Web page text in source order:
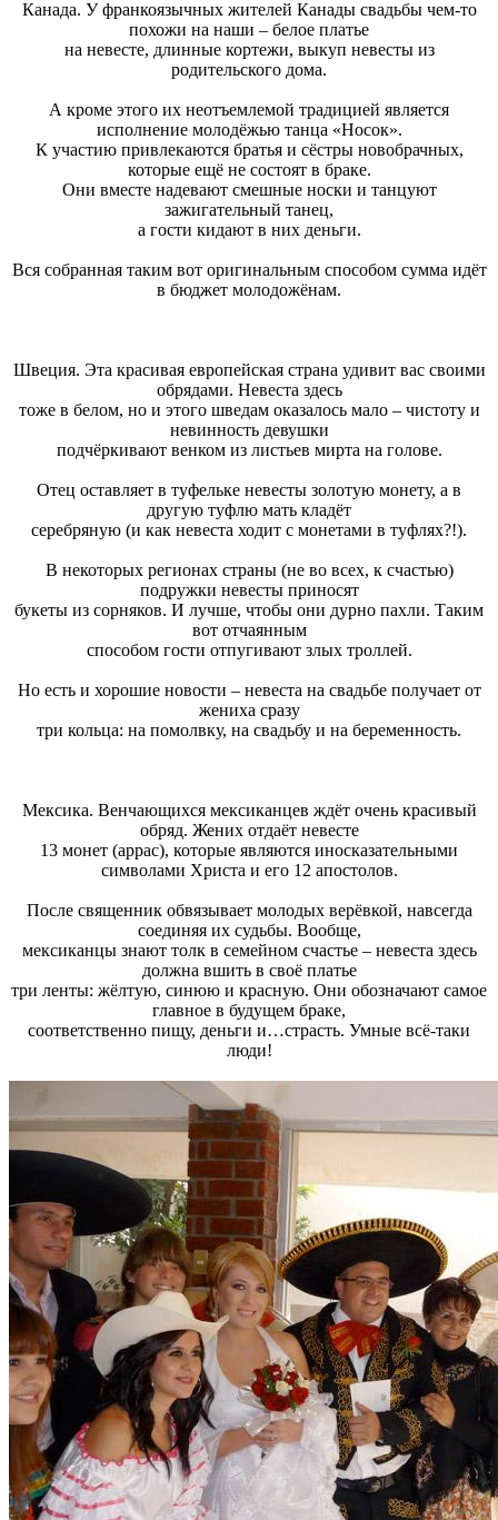
Канада. У франкоязычных жителей Канады свадьбы чем-то
похожи на наши – белое платье
на невесте, длинные кортежи, выкуп невесты из
родительского дома.
А кроме этого их неотъемлемой традицией является
исполнение молодёжью танца «Носок».
К участию привлекаются братья и сёстры новобрачных,
которые ещё не состоят в браке.
Они вместе надевают смешные носки и танцуют
зажигательный танец,
а гости кидают в них деньги.
Вся собранная таким вот оригинальным способом сумма идёт
в бюджет молодожёнам.
Швеция. Эта красивая европейская страна удивит вас своими
обрядами. Невеста здесь
тоже в белом, но и этого шведам оказалось мало – чистоту и
невинность девушки
подчёркивают венком из листьев мирта на голове.
Отец оставляет в туфельке невесты золотую монету, а в
другую туфлю мать кладёт
серебряную (и как невеста ходит с монетами в туфлях?!).
В некоторых регионах страны (не во всех, к счастью)
подружки невесты приносят
букеты из сорняков. И лучше, чтобы они дурно пахли. Таким
вот отчаянным
способом гости отпугивают злых троллей.
Но есть и хорошие новости – невеста на свадьбе получает от
жениха сразу
три кольца: на помолвку, на свадьбу и на беременность.
Мексика. Венчающихся мексиканцев ждёт очень красивый
обряд. Жених отдаёт невесте
13 монет (аррас), которые являются иносказательными
символами Христа и его 12 апостолов.
После священник обвязывает молодых верёвкой, навсегда
соединяя их судьбы. Вообще,
мексиканцы знают толк в семейном счастье – невеста здесь
должна вшить в своё платье
три ленты: жёлтую, синюю и красную. Они обозначают самое
главное в будущем браке,
соответственно пищу, деньги и…страсть. Умные всё-таки
люди!